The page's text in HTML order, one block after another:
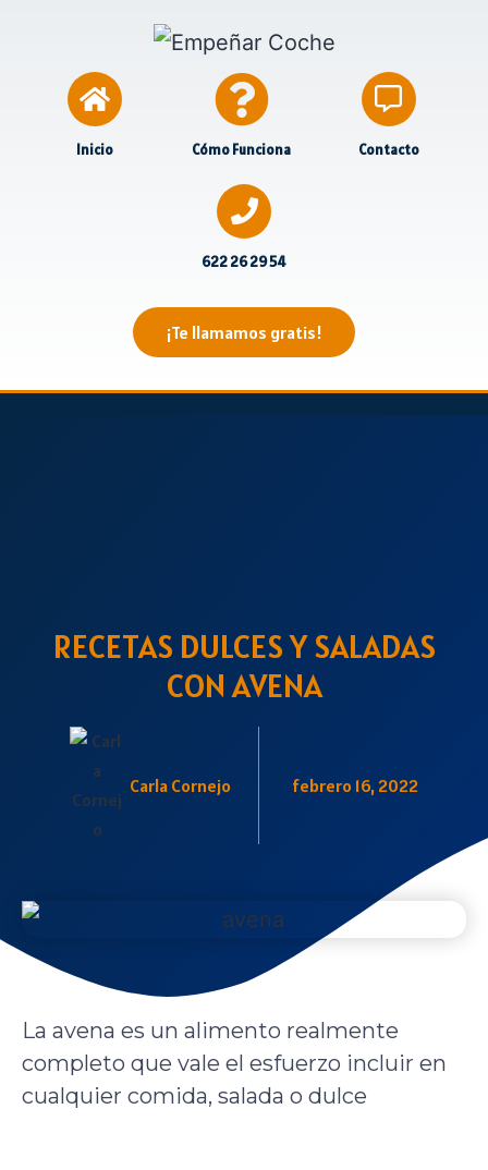
Inicio Cómo Funciona Contacto
622 26 29 54
¡Te llamamos gratis!
RECETAS DULCES Y SALADAS
CON AVENA
Carla Cornejo febrero 16, 2022
La avena es un alimento realmente
completo que vale el esfuerzo incluir en
cualquier comida, salada o dulce